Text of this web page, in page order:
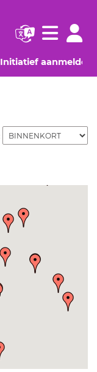
pagina)
Initiatief aanmelden
Navigatie